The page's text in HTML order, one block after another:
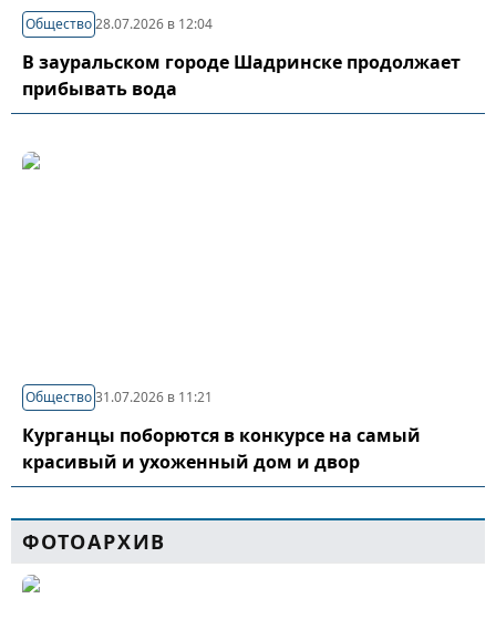
Общество28.07.2026 в 12:04
В зауральском городе Шадринске продолжает
прибывать вода
Общество31.07.2026 в 11:21
Курганцы поборются в конкурсе на самый
красивый и ухоженный дом и двор
ФОТОАРХИВ